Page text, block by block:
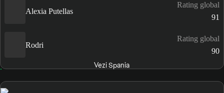
Alexia Putellas
Rating global
91
Rodri
Rating global
90
Vezi Spania